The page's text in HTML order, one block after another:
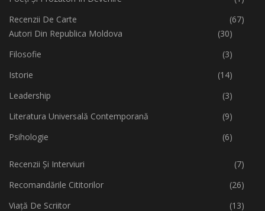
Recenzii De Carte
(67)
Autori Din Republica Moldova
(30)
Filosofie
(3)
Istorie
(14)
Leadership
(3)
Literatura Universală Contemporană
(9)
Psihologie
(6)
Recenzii Și Interviuri
(7)
Recomandările Cititorilor
(26)
Viață De Scriitor
(13)